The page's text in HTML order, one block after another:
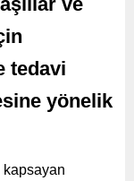
tedavi
yönelik
kapsayan